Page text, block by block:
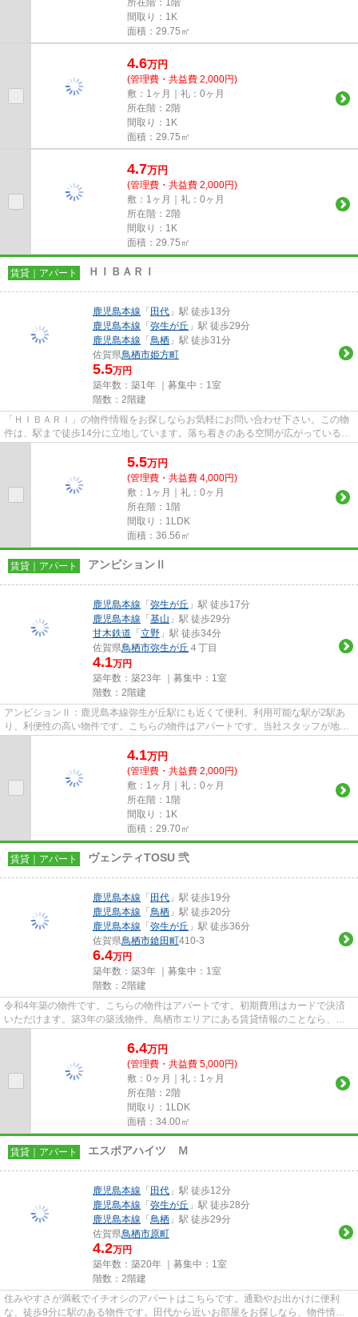
間取り：1K
面積：29.75㎡
4.6万円
(管理費・共益費 2,000円)
敷：1ヶ月｜礼：0ヶ月
所在階：2階
間取り：1K
面積：29.75㎡
4.7万円
(管理費・共益費 2,000円)
敷：1ヶ月｜礼：0ヶ月
所在階：2階
間取り：1K
面積：29.75㎡
賃貸｜アパート ＨＩＢＡＲＩ
鹿児島本線 「田代 」駅 徒歩13分
鹿児島本線 「弥生が丘 」駅 徒歩29分
鹿児島本線 「鳥栖 」駅 徒歩31分
佐賀県鳥栖市姫方町
5.5万円
築年数：築1年 ｜募集中： 1室
階数：2階建
「ＨＩＢＡＲＩ」の物件情報をお探しならお気軽にお問い合わせ下さい。この物
件は、駅まで徒歩14分に立地しています。落ち着きのある空間が広がっている、
2025年築の物件です。設備が...
5.5万円
(管理費・共益費 4,000円)
敷：1ヶ月｜礼：0ヶ月
所在階：1階
間取り：1LDK
面積：36.56㎡
賃貸｜アパート アンビションⅡ
鹿児島本線 「弥生が丘 」駅 徒歩17分
鹿児島本線 「基山 」駅 徒歩29分
甘木鉄道 「立野 」駅 徒歩34分
佐賀県鳥栖市弥生が丘 ４丁目
4.1万円
築年数：築23年 ｜募集中： 1室
階数：2階建
アンビションⅡ：鹿児島本線弥生が丘駅にも近くて便利。利用可能な駅が2駅あ
り、利便性の高い物件です。こちらの物件はアパートです。当社スタッフが地域
の賃貸情報をご提供いたします...
4.1万円
(管理費・共益費 2,000円)
敷：1ヶ月｜礼：0ヶ月
所在階：1階
間取り：1K
面積：29.70㎡
賃貸｜アパート ヴェンティTOSU 弐
鹿児島本線 「田代 」駅 徒歩19分
鹿児島本線 「鳥栖 」駅 徒歩20分
鹿児島本線 「弥生が丘 」駅 徒歩36分
佐賀県鳥栖市鎗田町410-3
6.4万円
築年数：築3年 ｜募集中： 1室
階数：2階建
令和4年築の物件です。こちらの物件はアパートです。初期費用はカードで決済
いただけます。築3年の築浅物件。鳥栖市エリアにある賃貸情報のことなら、地
域に密着した当社へお任せ下さ...
6.4万円
(管理費・共益費 5,000円)
敷：0ヶ月｜礼：1ヶ月
所在階：2階
間取り：1LDK
面積：34.00㎡
賃貸｜アパート エスポアハイツ Ｍ
鹿児島本線 「田代 」駅 徒歩12分
鹿児島本線 「弥生が丘 」駅 徒歩28分
鹿児島本線 「鳥栖 」駅 徒歩29分
佐賀県鳥栖市原町
4.2万円
築年数：築20年 ｜募集中： 1室
階数：2階建
住みやすさが満載でイチオシのアパートはこちらです。通勤やお出かけに便利
な、徒歩9分に駅のある物件です。田代から近いお部屋をお探しなら、物件情報